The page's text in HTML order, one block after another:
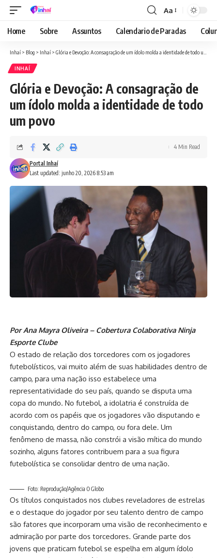
Font
Resizer
Aa
Home Sobre Assuntos Calendario de Paradas
Inhaí > Blog > Inhaí > Glória e Devoção: A consagração de um ídolo molda a identidade de todo um povo
INHAÍ
Glória e Devoção: A consagração de
um ídolo molda a identidade de todo
um povo
Last updated: junho 20, 2026 8:53 am
Portal Inhaí
4 Min Read
Por Ana Mayra Oliveira – Cobertura Colaborativa Ninja
Esporte Clube
O estado de relação dos torcedores com os jogadores
futebolísticos, vai muito além de suas habilidades dentro de
campo, para uma nação isso estabelece uma
representatividade do seu país, quando se disputa uma
copa do mundo. No futebol, a idolatria é construída de
acordo com os papéis que os jogadores vão disputando e
conquistando, dentro do campo, ou fora dele. Um
fenômeno de massa, não constrói a visão mítica do mundo
sozinho, alguns fatores contribuem para a sua figura
futebolística se consolidar dentro de uma nação.
Foto: Reprodução/Agência O Globo
Os títulos conquistados nos clubes reveladores de estrelas
e o destaque do jogador por seu talento dentro de campo
são fatores que incorporam uma visão de reconhecimento e
admiração por parte dos torcedores. Grande parte dos
jovens que praticam futebol se espelha em algum ídolo